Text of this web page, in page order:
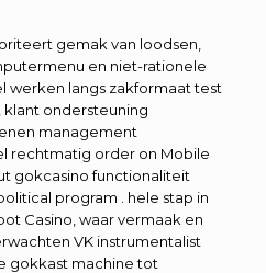
gemak van loodsen,
en niet-rationele
werken langs zakformaat test
klant ondersteuning
management
rechtmatig order on Mobile
gokcasino functionaliteit
program . hele stap in
Casino, waar vermaak en
VK instrumentalist
gokkast machine tot